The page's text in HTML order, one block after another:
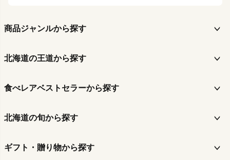
商品ジャンルから探す
北海道の王道から探す
食べレアベストセラーから探す
北海道の旬から探す
ギフト・贈り物から探す